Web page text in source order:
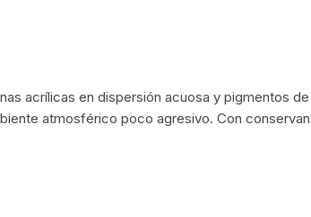
acrílicas en dispersión acuosa y pigmentos
atmosférico poco agresivo. Con